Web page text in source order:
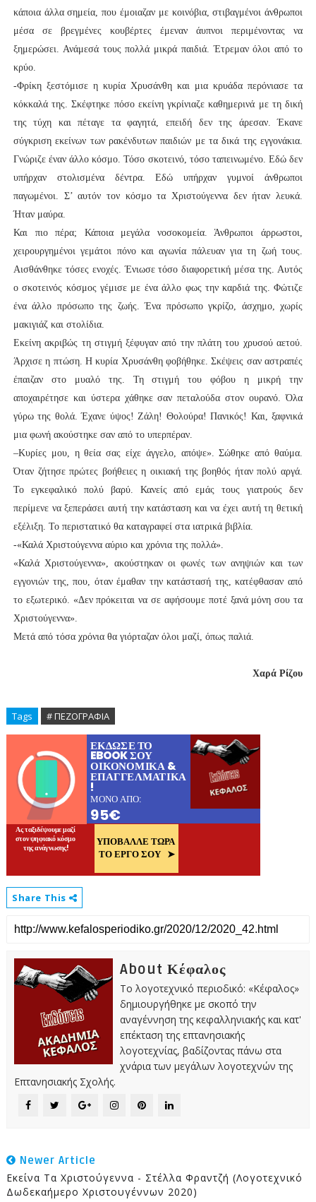
κάποια άλλα σημεία, που έμοιαζαν με κοινόβια, στιβαγμένοι άνθρωποι
μέσα σε βρεγμένες κουβέρτες έμεναν άυπνοι περιμένοντας να
ξημερώσει. Ανάμεσά τους πολλά μικρά παιδιά. Έτρεμαν όλοι από το
κρύο.
-Φρίκη ξεστόμισε η κυρία Χρυσάνθη και μια κρυάδα περόνιασε τα
κόκκαλά της. Σκέφτηκε πόσο εκείνη γκρίνιαζε καθημερινά με τη δική
της τύχη και πέταγε τα φαγητά, επειδή δεν της άρεσαν. Έκανε
σύγκριση εκείνων των ρακένδυτων παιδιών με τα δικά της εγγονάκια.
Γνώριζε έναν άλλο κόσμο. Τόσο σκοτεινό, τόσο ταπεινωμένο. Εδώ δεν
υπήρχαν στολισμένα δέντρα. Εδώ υπήρχαν γυμνοί άνθρωποι
παγωμένοι. Σ’ αυτόν τον κόσμο τα Χριστούγεννα δεν ήταν λευκά.
Ήταν μαύρα.
Και πιο πέρα; Κάποια μεγάλα νοσοκομεία. Άνθρωποι άρρωστοι,
χειρουργημένοι γεμάτοι πόνο και αγωνία πάλευαν για τη ζωή τους.
Αισθάνθηκε τόσες ενοχές. Ένιωσε τόσο διαφορετική μέσα της. Αυτός
ο σκοτεινός κόσμος γέμισε με ένα άλλο φως την καρδιά της. Φώτιζε
ένα άλλο πρόσωπο της ζωής. Ένα πρόσωπο γκρίζο, άσχημο, χωρίς
μακιγιάζ και στολίδια.
Εκείνη ακριβώς τη στιγμή ξέφυγαν από την πλάτη του χρυσού αετού.
Άρχισε η πτώση. Η κυρία Χρυσάνθη φοβήθηκε. Σκέψεις σαν αστραπές
έπαιζαν στο μυαλό της. Τη στιγμή του φόβου η μικρή την
αποχαιρέτησε και ύστερα χάθηκε σαν πεταλούδα στον ουρανό. Όλα
γύρω της θολά. Έχανε ύψος! Ζάλη! Θολούρα! Πανικός! Και, ξαφνικά
μια φωνή ακούστηκε σαν από το υπερπέραν.
–Κυρίες μου, η θεία σας είχε άγγελο, απόψε». Σώθηκε από θαύμα.
Όταν ζήτησε πρώτες βοήθειες η οικιακή της βοηθός ήταν πολύ αργά.
Το εγκεφαλικό πολύ βαρύ. Κανείς από εμάς τους γιατρούς δεν
περίμενε να ξεπεράσει αυτή την κατάσταση και να έχει αυτή τη θετική
εξέλιξη. Το περιστατικό θα καταγραφεί στα ιατρικά βιβλία.
-«Καλά Χριστούγεννα αύριο και χρόνια της πολλά».
«Καλά Χριστούγεννα», ακούστηκαν οι φωνές των ανηψιών και των
εγγονιών της, που, όταν έμαθαν την κατάστασή της, κατέφθασαν από
το εξωτερικό. «Δεν πρόκειται να σε αφήσουμε ποτέ ξανά μόνη σου τα
Χριστούγεννα».
Μετά από τόσα χρόνια θα γιόρταζαν όλοι μαζί, όπως παλιά.
Χαρά Ρίζου
Tags # ΠΕΖΟΓΡΑΦΙΑ
Share This
About Κέφαλος
Το λογοτεχνικό περιοδικό: «Κέφαλος»
δημιουργήθηκε με σκοπό την
αναγέννηση της κεφαλληνιακής και κατ'
επέκταση της επτανησιακής
λογοτεχνίας, βαδίζοντας πάνω στα
χνάρια των μεγάλων λογοτεχνών της
Επτανησιακής Σχολής.
Newer Article
Εκείνα Τα Χριστούγεννα - Στέλλα Φραντζή (Λογοτεχνικό
Δωδεκαήμερο Χριστουγέννων 2020)